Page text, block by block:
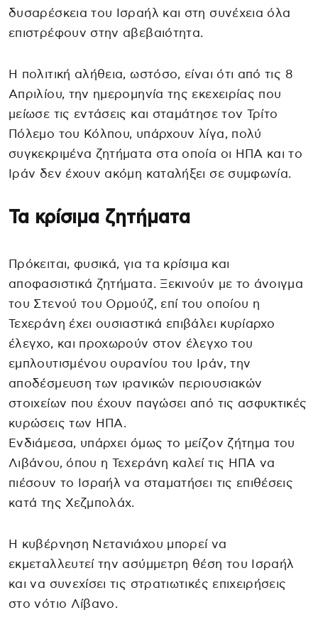
δυσαρέσκεια του Ισραήλ και στη συνέχεια όλα
επιστρέφουν στην αβεβαιότητα.
Η πολιτική αλήθεια, ωστόσο, είναι ότι από τις 8
Απριλίου, την ημερομηνία της εκεχειρίας που
μείωσε τις εντάσεις και σταμάτησε τον Τρίτο
Πόλεμο του Κόλπου, υπάρχουν λίγα, πολύ
συγκεκριμένα ζητήματα στα οποία οι ΗΠΑ και το
Ιράν δεν έχουν ακόμη καταλήξει σε συμφωνία.
Τα κρίσιμα ζητήματα
Πρόκειται, φυσικά, για τα κρίσιμα και
αποφασιστικά ζητήματα. Ξεκινούν με το άνοιγμα
του Στενού του Ορμούζ, επί του οποίου η
Τεχεράνη έχει ουσιαστικά επιβάλει κυρίαρχο
έλεγχο, και προχωρούν στον έλεγχο του
εμπλουτισμένου ουρανίου του Ιράν, την
αποδέσμευση των ιρανικών περιουσιακών
στοιχείων που έχουν παγώσει από τις ασφυκτικές
κυρώσεις των ΗΠΑ.
Ενδιάμεσα, υπάρχει όμως το μείζον ζήτημα του
Λιβάνου, όπου η Τεχεράνη καλεί τις ΗΠΑ να
πιέσουν το Ισραήλ να σταματήσει τις επιθέσεις
κατά της Χεζμπολάχ.
Η κυβέρνηση Νετανιάχου μπορεί να
εκμεταλλευτεί την ασύμμετρη θέση του Ισραήλ
και να συνεχίσει τις στρατιωτικές επιχειρήσεις
στο νότιο Λίβανο.